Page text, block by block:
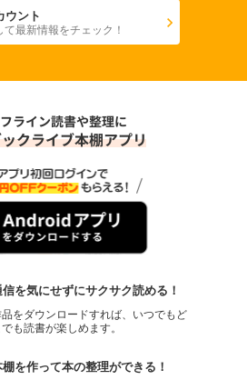
ウント
て最新情報をチェック！
を気にせずにサクサク読める！
をダウンロードすれば、いつでもど
でも読書が楽しめます。
を作って本の整理ができる！